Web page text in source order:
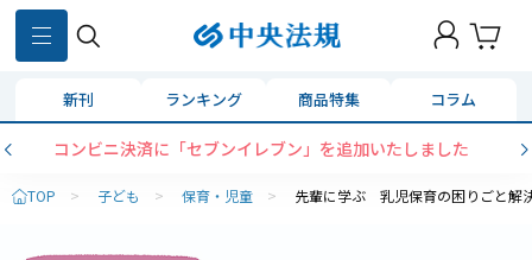
新刊 ランキング 商品特集 コラム
コンビニ決済に「セブンイレブン」を追加いたしました
TOP > 子ども > 保育・児童 > 先輩に学ぶ 乳児保育の困りごと解